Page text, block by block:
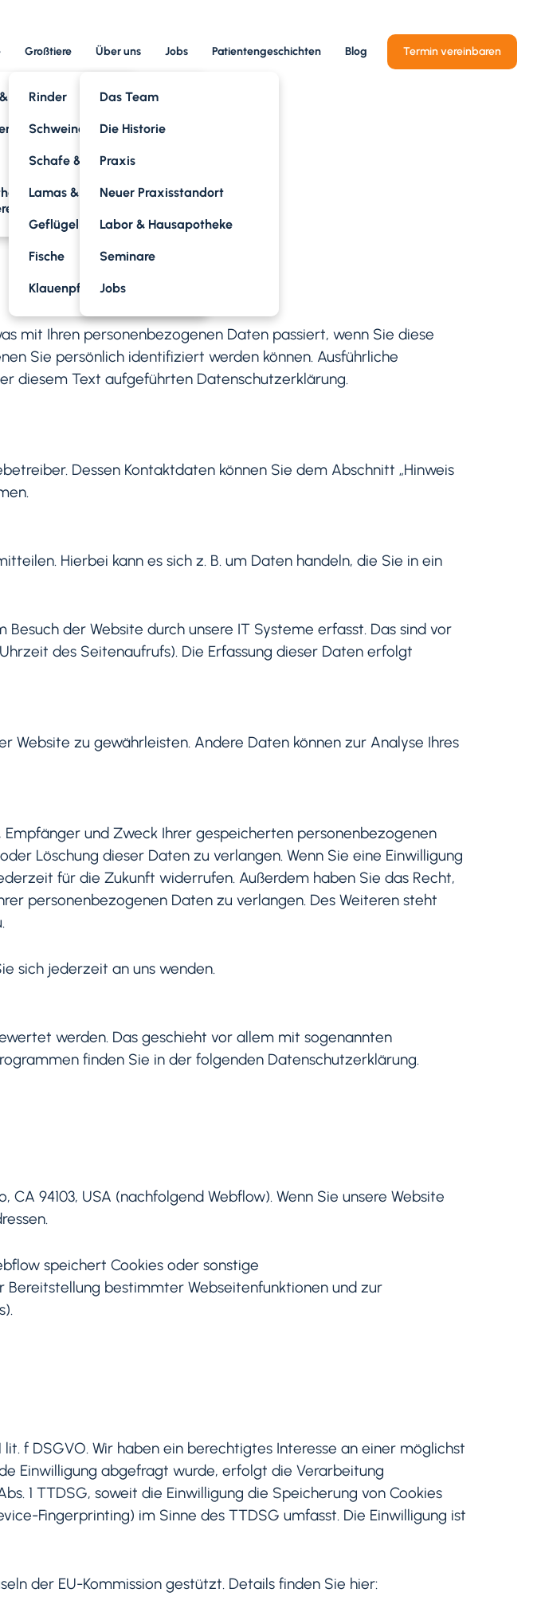
Katzen
für
Rinder
Schweine
Schafe & Ziegen
Lamas & Alpakas
Geflügel
Fische
Klauenpflege
Großtiere
Das Team
Die Historie
Praxis
Neuer Praxisstandort
Labor & Hausapotheke
Seminare
Jobs
Über uns Jobs Patientengeschichten Blog Termin vereinbaren
mit Ihren personenbezogenen Daten passiert, wenn Sie diese
Sie persönlich identifiziert werden können. Ausführliche
diesem Text aufgeführten Datenschutzerklärung.
Dessen Kontaktdaten können Sie dem Abschnitt „Hinweis
Hierbei kann es sich z. B. um Daten handeln, die Sie in ein
der Website durch unsere IT Systeme erfasst. Das sind vor
des Seitenaufrufs). Die Erfassung dieser Daten erfolgt
zu gewährleisten. Andere Daten können zur Analyse Ihres
und Zweck Ihrer gespeicherten personenbezogenen
Löschung dieser Daten zu verlangen. Wenn Sie eine Einwilligung
für die Zukunft widerrufen. Außerdem haben Sie das Recht,
personenbezogenen Daten zu verlangen. Des Weiteren steht
sich jederzeit an uns wenden.
werden. Das geschieht vor allem mit sogenannten
finden Sie in der folgenden Datenschutzerklärung.
CA 94103, USA (nachfolgend Webflow). Wenn Sie unsere Website
speichert Cookies oder sonstige
bestimmter Webseitenfunktionen und zur
f DSGVO. Wir haben ein berechtigtes Interesse an einer möglichst
Einwilligung abgefragt wurde, erfolgt die Verarbeitung
1 TTDSG, soweit die Einwilligung die Speicherung von Cookies
Fingerprinting) im Sinne des TTDSG umfasst. Die Einwilligung ist
der EU-Kommission gestützt. Details finden Sie hier: